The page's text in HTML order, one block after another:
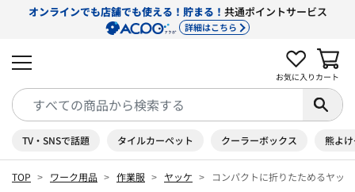
オンラインでも店舗でも使える！貯まる！ 共通ポイントサービス
詳細はこちら
お気に入り カート
TV・SNSで話題 タイルカーペット クーラーボックス 熊よ
TOP ワーク用品 作業服 ヤッケ コンパクトに折りたためるヤッ